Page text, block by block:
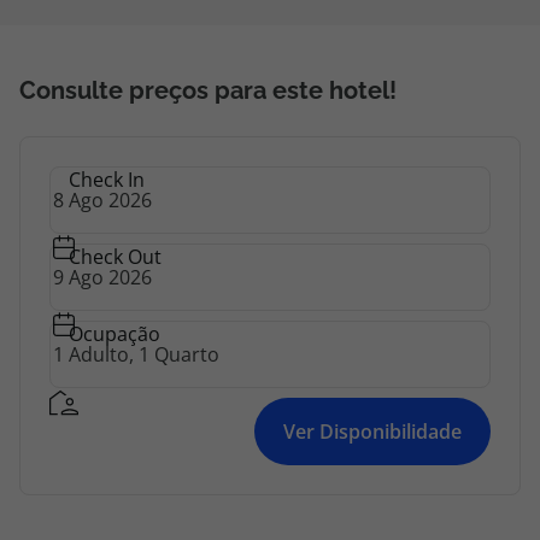
Consulte preços para este hotel!
Check In
Check Out
Ocupação
Ver Disponibilidade